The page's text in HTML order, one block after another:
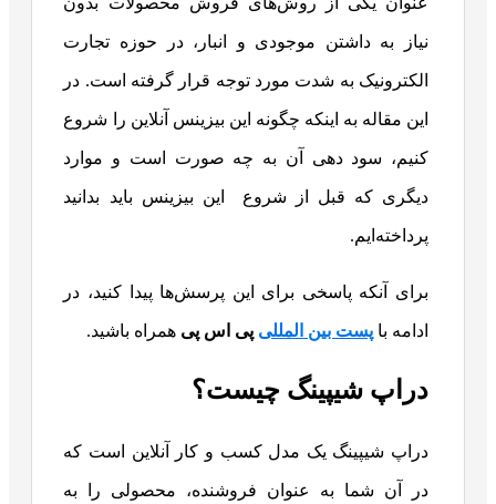
نیاز به داشتن موجودی و انبار، در حوزه تجارت
الکترونیک به شدت مورد توجه قرار گرفته است. در
این مقاله به اینکه چگونه این بیزینس آنلاین را شروع
کنیم، سود دهی آن به چه صورت است و موارد
دیگری که قبل از شروع این بیزینس باید بدانید
پرداخته‌ایم.
برای آنکه پاسخی برای این پرسش‌ها پیدا کنید، در
ادامه با پست بین المللی پی اس پی همراه باشید.
دراپ شیپینگ چیست؟
دراپ شیپینگ یک مدل کسب و کار آنلاین است که
در آن شما به عنوان فروشنده، محصولی را به